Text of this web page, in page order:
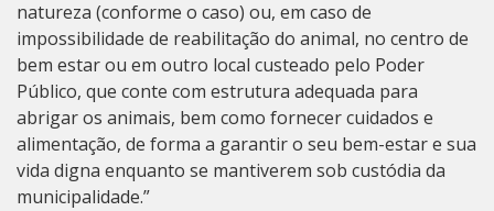
natureza (conforme o caso) ou, em caso de
impossibilidade de reabilitação do animal, no centro de
bem estar ou em outro local custeado pelo Poder
Público, que conte com estrutura adequada para
abrigar os animais, bem como fornecer cuidados e
alimentação, de forma a garantir o seu bem-estar e sua
vida digna enquanto se mantiverem sob custódia da
municipalidade.”